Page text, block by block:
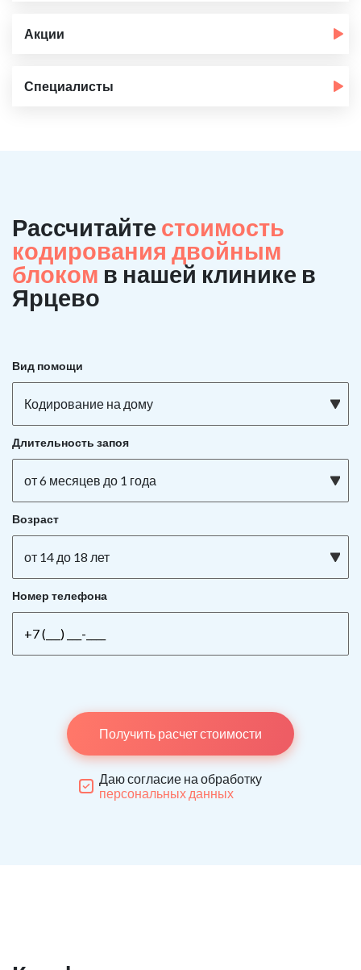
Акции
Специалисты
Рассчитайте стоимость
кодирования двойным
блоком в нашей клинике в
Ярцево
Вид помощи
Кодирование на дому
Длительность запоя
от 6 месяцев до 1 года
Возраст
от 14 до 18 лет
Номер телефона
Получить расчет стоимости
Даю согласие на обработку
персональных данных